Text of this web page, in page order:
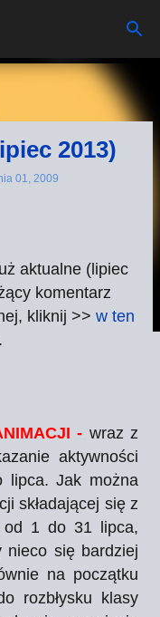
2013)
01, 2009
aktualne (lipiec
komentarz
kliknij >> w ten
- wraz z
aktywności
lipca. Jak można
składającej się z
od 1 do 31 lipca,
nieco się bardziej
na początku
rozbłysku klasy